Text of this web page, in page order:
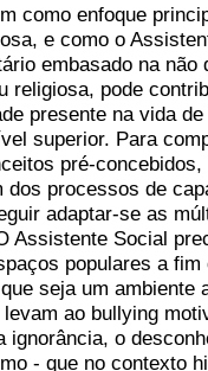
como enfoque
e como o
embasado na
religiosa, pode
presente na vida
superior. Para
pré-
dos processos de
adaptar-se as
Assistente Social
populares a
seja um ambiente
ao bullying
ignorância, o
- que no contexto